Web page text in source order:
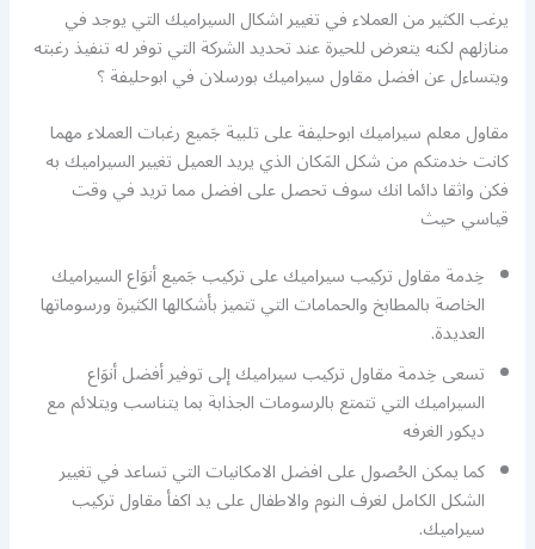
يرغب الكثير من العملاء في تغيير اشكال السيراميك التي يوجد في
منازلهم لكنه يتعرض للحيرة عند تحديد الشركة التي توفر له تنفيذ رغبته
ويتساءل عن افضل مقاول سيراميك بورسلان في ابوحليفة ؟
مقاول معلم سيراميك ابوحليفة على تلبية جَميع رغبات العملاء مهما
كانت خدمتكم من شكل المَكان الذي يريد العميل تغيير السيراميك به
فكن واثقا دائما انك سوف تحصل على افضل مما تريد في وقت
قياسي حيث
خِدمة مقاول تركيب سيراميك على تركيب جَميع أنوَاع السيراميك
الخاصة بالمطابخ والحمامات التي تتميز بأشكالها الكثيرة ورسوماتها
العديدة.
تسعى خِدمة مقاول تركيب سيراميك إلى توفير أفضل أنوَاع
السيراميك التي تتمتع بالرسومات الجذابة بما يتناسب ويتلائم مع
ديكور الغرفه
كما يمكن الحُصول على افضل الامكانيات التي تساعد في تغيير
الشكل الكامل لغرف النوم والاطفال على يد اكفأ مقاول تركيب
سيراميك.